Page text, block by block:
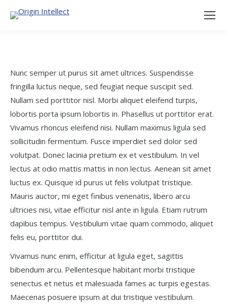
Nunc semper ut purus sit amet ultrices. Suspendisse
fringilla luctus neque, sed feugiat neque suscipit sed.
Nullam sed porttitor nisl. Morbi aliquet eleifend turpis,
lobortis porta ipsum lobortis in. Phasellus ut porttitor erat.
Vivamus rhoncus eleifend nisi. Nullam maximus ligula sed
sollicitudin fermentum. Fusce imperdiet sed dolor sed
volutpat. Donec lacinia pretium ex et vestibulum. In vel
lectus at odio mattis mattis in non lectus. Aenean sit amet
luctus ex. Quisque id purus ut felis volutpat tristique.
Mauris auctor, mi eget finibus venenatis, libero arcu
ultricies nisi, vitae efficitur nisl ante in ligula. Etiam rutrum
dapibus tempus. Vestibulum vitae quam commodo, aliquet
felis eu, porttitor dui.
Vivamus nunc enim, efficitur at ligula eget, sagittis
bibendum arcu. Pellentesque habitant morbi tristique
senectus et netus et malesuada fames ac turpis egestas.
Maecenas posuere ipsum at dui tristique vestibulum.